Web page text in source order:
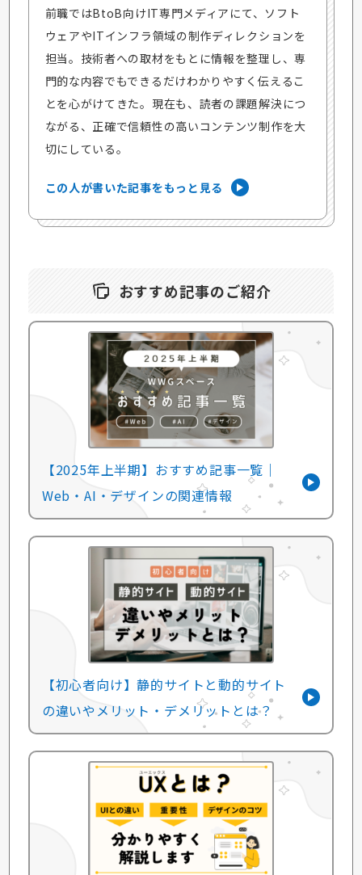
前職ではBtoB向けIT専門メディアにて、ソフト
ウェアやITインフラ領域の制作ディレクションを
担当。技術者への取材をもとに情報を整理し、専
門的な内容でもできるだけわかりやすく伝えるこ
とを心がけてきた。現在も、読者の課題解決につ
ながる、正確で信頼性の高いコンテンツ制作を大
切にしている。
この人が書いた記事をもっと見る
おすすめ記事のご紹介
【2025年上半期】おすすめ記事一覧｜
Web・AI・デザインの関連情報
【初心者向け】静的サイトと動的サイト
の違いやメリット・デメリットとは？